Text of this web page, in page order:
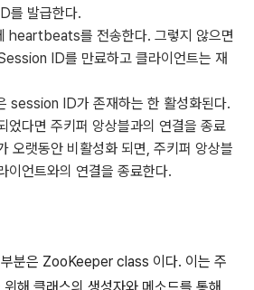
를 발급한다.
heartbeats를 전송한다. 그렇지 않으면
ID를 만료하고 클라이언트는 재
ID가 존재하는 한 활성화된다.
었다면 주키퍼 앙상블과의 연결을 종료
오랫동안 비활성화 되면, 주키퍼 앙상블
이언트와의 연결을 종료한다.
분은 ZooKeeper class 이다. 이는 주